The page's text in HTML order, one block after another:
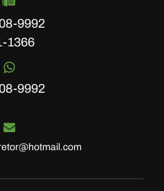
9992
1366
9992